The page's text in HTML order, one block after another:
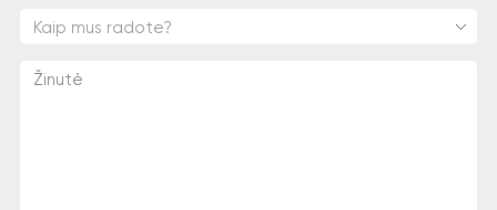
Kaip mus radote?